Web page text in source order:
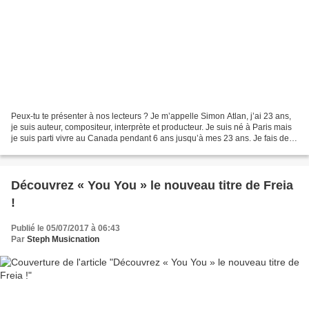
Peux-tu te présenter à nos lecteurs ? Je m’appelle Simon Atlan, j’ai 23 ans,
je suis auteur, compositeur, interprète et producteur. Je suis né à Paris mais
je suis parti vivre au Canada pendant 6 ans jusqu’à mes 23 ans. Je fais de la
Découvrez « You You » le nouveau titre de Freia
!
Publié le 05/07/2017 à 06:43
Par Steph Musicnation